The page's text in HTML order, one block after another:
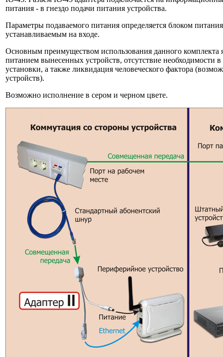
питания - в гнездо подачи питания устройства.
Параметры подаваемого питания определяется блоком
устанавливаемым на входе.
Основным преимуществом использования данного комплекта
питанием вынесенных устройств, отсутствие необходимости в
установки, а также ликвидация человеческого фактора
устройств).
Возможно исполнение в сером и черном цвете.